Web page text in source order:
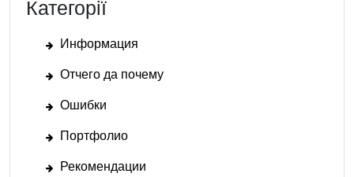
Категорії
Информация
Отчего да почему
Ошибки
Портфолио
Рекомендации